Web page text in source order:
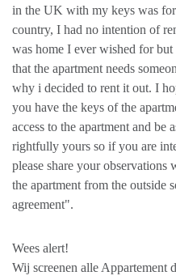
in the UK with my keys was
country, I had no intention of
was home I ever wished for
that the apartment needs
why i decided to rent it out. I
you have the keys of the
access to the apartment and be
rightfully yours so if you are
please share your observations
the apartment from the outside
agreement".
Wees alert!
Wij screenen alle Appartement